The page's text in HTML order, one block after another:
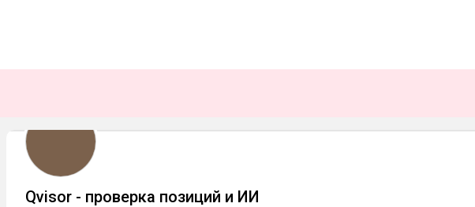
Qvisor - проверка позиций и ИИ